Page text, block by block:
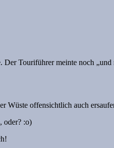
Touriführer meinte noch
Wüste offensichtlich auch
oder? :o)